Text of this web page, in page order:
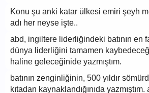
Konu şu anki katar ülkesi emiri şeyh
adı her neyse işte..
abd, ingiltere liderliğindeki batının en
dünya liderliğini tamamen
haline geleceğinide yazmıştım.
batının zenginliğinin, 500 yıldır
kıtadan kaynaklandığınıda